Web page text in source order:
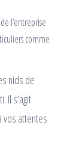
l’entreprise
comme
nids de
Il s’agit
vos attentes